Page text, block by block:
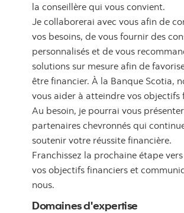
la conseillère qui vous convient.
Je collaborerai avec vous afin de
vos besoins, de vous fournir des
personnalisés et de vous
solutions sur mesure afin de
être financier. À la Banque Scotia,
vous aider à atteindre vos objectifs
Au besoin, je pourrai vous
partenaires chevronnés qui
soutenir votre réussite financière.
Franchissez la prochaine étape
vos objectifs financiers et
nous.
Domaines d'expertise